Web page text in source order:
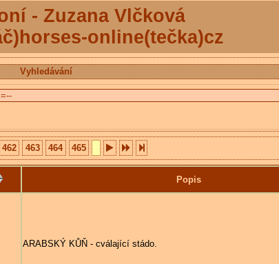
- Zuzana Vlčková
online(tečka)cz
Vyhledávání
462 463 464 465
Popis
ARABSKÝ KŮŇ - cválající stádo.